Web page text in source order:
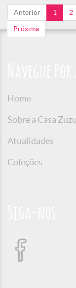
Anterior 1 2
Próxima
Home
Sobre a Casa
Atualidades
Coleções